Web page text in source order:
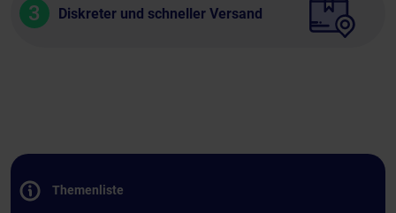
3 Diskreter und schneller Versand
Themenliste